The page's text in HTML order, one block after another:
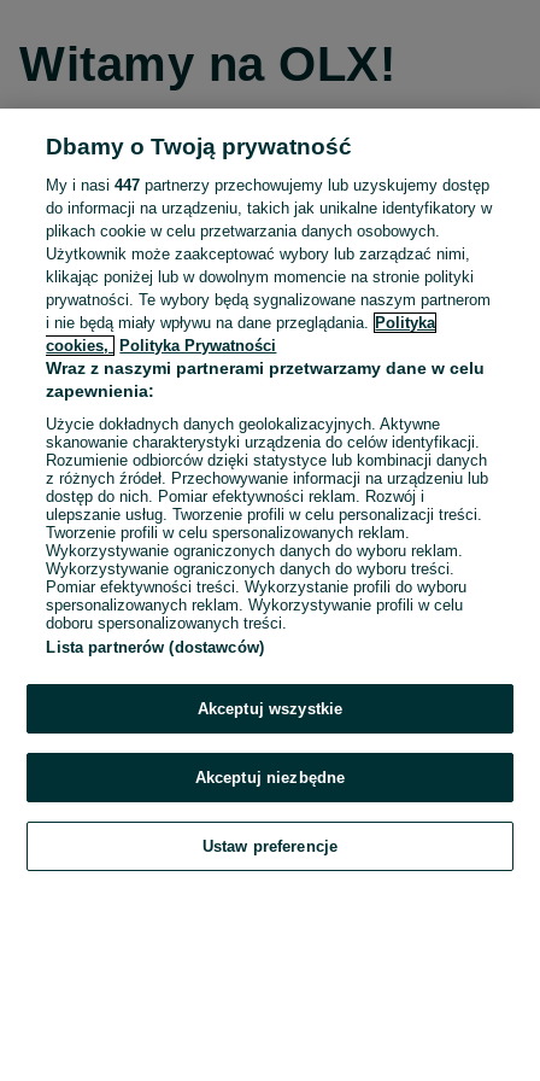
Witamy na OLX!
Kontynuuj przez Facebooka
Kontynuuj przez konto Apple
Kontynuuj przez konto Google
LUB
E-mail
Hasło
Zaloguj się
Kontynuując za pośrednictwem jednego z dostawców wskazanych powyżej,
OLX.pl w jego aktualnym brzmieniu.
Dbamy o Twoją prywatność
My i nasi447 partnerzy przechowujemy lub uzyskujemy dostęp
do informacji na urządzeniu, takich jak unikalne identyfikatory w
plikach cookie w celu przetwarzania danych osobowych.
Użytkownik może zaakceptować wybory lub zarządzać nimi,
klikając poniżej lub w dowolnym momencie na stronie polityki
prywatności. Te wybory będą sygnalizowane naszym partnerom
i nie będą miały wpływu na dane przeglądania.
Polityka
cookies,
Polityka Prywatności
Wraz z naszymi partnerami przetwarzamy dane w celu
zapewnienia:
Użycie dokładnych danych geolokalizacyjnych. Aktywne
skanowanie charakterystyki urządzenia do celów identyfikacji.
Rozumienie odbiorców dzięki statystyce lub kombinacji danych
z różnych źródeł. Przechowywanie informacji na urządzeniu lub
dostęp do nich. Pomiar efektywności reklam. Rozwój i
ulepszanie usług. Tworzenie profili w celu personalizacji treści.
Tworzenie profili w celu spersonalizowanych reklam.
Wykorzystywanie ograniczonych danych do wyboru reklam.
Wykorzystywanie ograniczonych danych do wyboru treści.
Pomiar efektywności treści. Wykorzystanie profili do wyboru
spersonalizowanych reklam. Wykorzystywanie profili w celu
doboru spersonalizowanych treści.
Lista partnerów (dostawców)
Akceptuj wszystkie
Akceptuj niezbędne
Ustaw preferencje